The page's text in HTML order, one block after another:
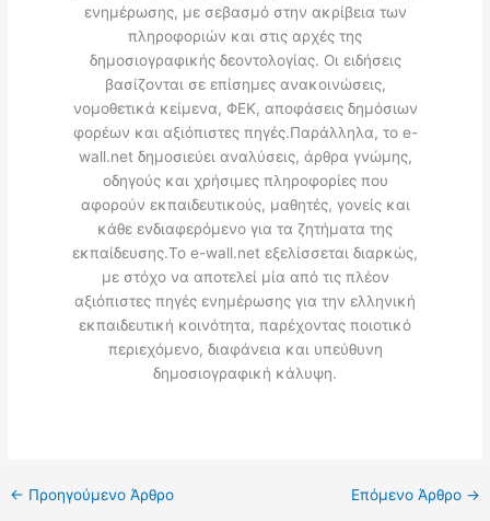
ενημέρωσης, με σεβασμό στην ακρίβεια των
πληροφοριών και στις αρχές της
δημοσιογραφικής δεοντολογίας. Οι ειδήσεις
βασίζονται σε επίσημες ανακοινώσεις,
νομοθετικά κείμενα, ΦΕΚ, αποφάσεις δημόσιων
φορέων και αξιόπιστες πηγές.Παράλληλα, το e-
wall.net δημοσιεύει αναλύσεις, άρθρα γνώμης,
οδηγούς και χρήσιμες πληροφορίες που
αφορούν εκπαιδευτικούς, μαθητές, γονείς και
κάθε ενδιαφερόμενο για τα ζητήματα της
εκπαίδευσης.Το e-wall.net εξελίσσεται διαρκώς,
με στόχο να αποτελεί μία από τις πλέον
αξιόπιστες πηγές ενημέρωσης για την ελληνική
εκπαιδευτική κοινότητα, παρέχοντας ποιοτικό
περιεχόμενο, διαφάνεια και υπεύθυνη
δημοσιογραφική κάλυψη.
← Προηγούμενο Άρθρο Επόμενο Άρθρο →